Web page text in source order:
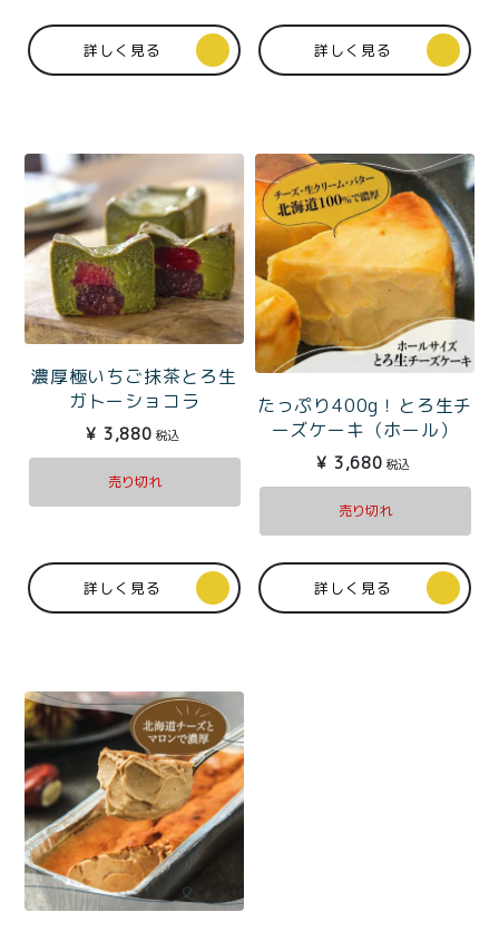
詳しく見る 詳しく見る
濃厚極いちご抹茶とろ生
ガトーショコラ
¥ 3,880 税込
売り切れ
詳しく見る
たっぷり400g！とろ生チ
ーズケーキ（ホール）
¥ 3,680 税込
売り切れ
詳しく見る